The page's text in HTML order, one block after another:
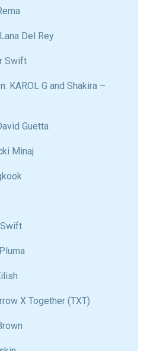
Del Rey
Swift
KAROL G and Shakira –
Guetta
Minaj
X Together (TXT)